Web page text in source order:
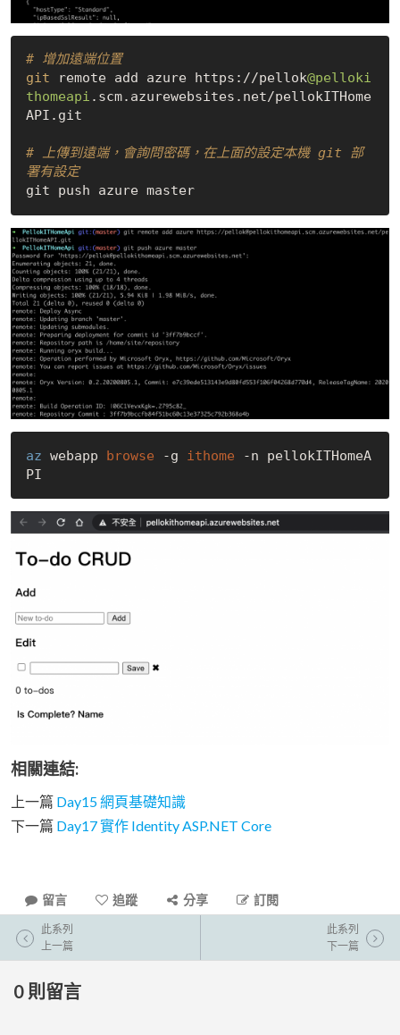
# 增加遠端位置
git remote add azure https://pellok@pelloki
thomeapi .scm.azurewebsites.net/pellokITHome
API.git
# 上傳到遠端，會詢問密碼，在上面的設定本機 git 部
署有設定
git push azure master
az webapp browse -g ithome
-n pellokITHomeA
相關連結:
上一篇 Day15 網頁基礎知識
下一篇 Day17 實作 Identity ASP.NET Core
留言 追蹤 分享 訂閱
此系列
上一篇
此系列
下一篇
0 則留言